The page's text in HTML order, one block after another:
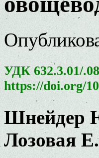
УДК 632.3.01/.08
https://doi.org/
Шнейдер
Лозовая